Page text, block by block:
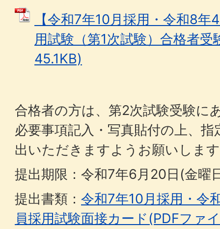
【令和7年10月採用・令和8
用試験（第1次試験）合格者
45.1KB)
合格者の方は、第2次試験受験に
必要事項記入・写真貼付の上、
出いただきますようお願いしま
提出期限：令和7年6月20日(金曜
提出書類： 令和7年10月採用・令
員採用試験面接カード(PDFファ